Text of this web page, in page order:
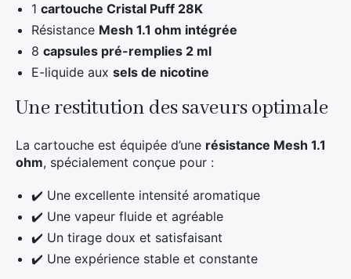
1 cartouche Cristal Puff 28K
Résistance Mesh 1.1 ohm intégrée
8 capsules pré-remplies 2 ml
E-liquide aux sels de nicotine
Une restitution des saveurs optimale
La cartouche est équipée d’une résistance Mesh 1.1
ohm, spécialement conçue pour :
✔️ Une excellente intensité aromatique
✔️ Une vapeur fluide et agréable
✔️ Un tirage doux et satisfaisant
✔️ Une expérience stable et constante